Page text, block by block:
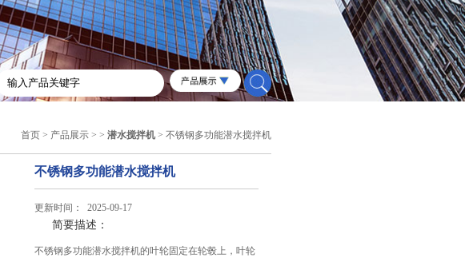
首页 > 产品展示 > >潜水搅拌机 > 不锈钢多功能潜水搅拌机
不锈钢多功能潜水搅拌机
更新时间： 2025-09-17
简要描述：
不锈钢多功能潜水搅拌机的叶轮固定在轮毂上，叶轮